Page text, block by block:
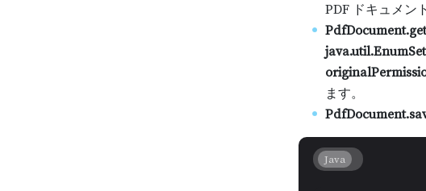
PDF ドキュメン
ます。
Java